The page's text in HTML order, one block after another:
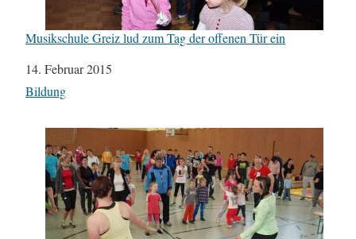
Musikschule Greiz lud zum Tag der offenen Tür ein
Datum
14. Februar 2015
In Bezug auf
Bildung